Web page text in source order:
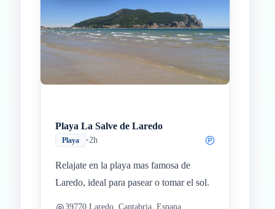
Playa La Salve de Laredo
Playa •2h
Relajate en la playa mas famosa de
Laredo, ideal para pasear o tomar el sol.
39770 Laredo, Cantabria, Espana